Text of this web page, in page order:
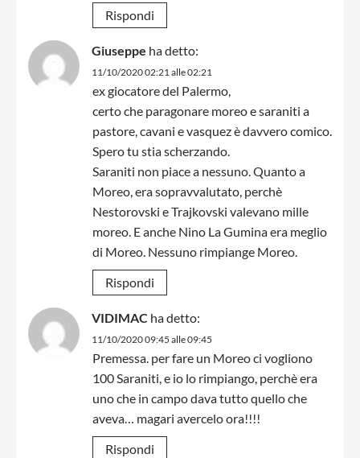
Rispondi
Giuseppe ha detto:
11/10/2020 02:21 alle 02:21
ex giocatore del Palermo,
certo che paragonare moreo e saraniti a
pastore, cavani e vasquez è davvero comico.
Spero tu stia scherzando.
Saraniti non piace a nessuno. Quanto a
Moreo, era sopravvalutato, perchè
Nestorovski e Trajkovski valevano mille
moreo. E anche Nino La Gumina era meglio
di Moreo. Nessuno rimpiange Moreo.
Rispondi
VIDIMAC ha detto:
11/10/2020 09:45 alle 09:45
Premessa. per fare un Moreo ci vogliono
100 Saraniti, e io lo rimpiango, perchè era
uno che in campo dava tutto quello che
aveva… magari avercelo ora!!!!
Rispondi